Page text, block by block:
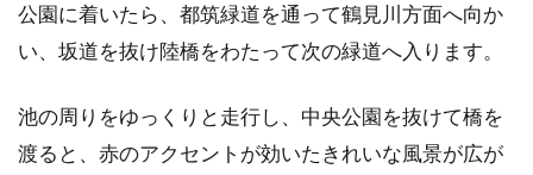
公園に着いたら、都筑緑道を通って鶴見川方面へ向か
い、坂道を抜け陸橋をわたって次の緑道へ入ります。
池の周りをゆっくりと走行し、中央公園を抜けて橋を
渡ると、赤のアクセントが効いたきれいな風景が広が